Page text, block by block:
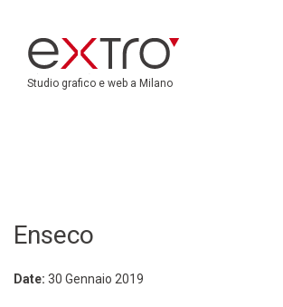
Studio grafico e web a Milano
Enseco
Date: 30 Gennaio 2019